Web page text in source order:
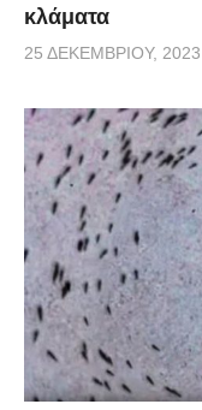
κλάματα
25 ΔΕΚΕΜΒΡΊΟΥ, 2023